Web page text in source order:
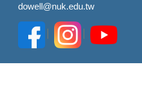
dowell@nuk.edu.tw